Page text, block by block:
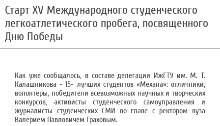
Старт ХV Международного студенческого
легкоатлетического пробега, посвященного
Дню Победы
Как уже сообщалось, в составе делегации ИжГТУ им. М. Т.
Калашникова - 15- лучших студентов «Механа»: отличники,
волонтеры, победители всевозможных научных и творческих
конкурсов, активисты студенческого самоуправления и
журналисты студенческих СМИ во главе с ректором вуза
Валерием Павловичем Граховым.